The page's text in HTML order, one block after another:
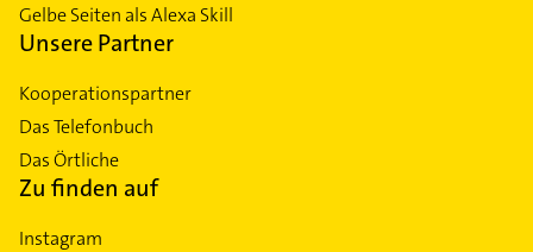
Gelbe Seiten als Alexa Skill
Unsere Partner
Kooperationspartner
Das Telefonbuch
Das Örtliche
Zu finden auf
Instagram